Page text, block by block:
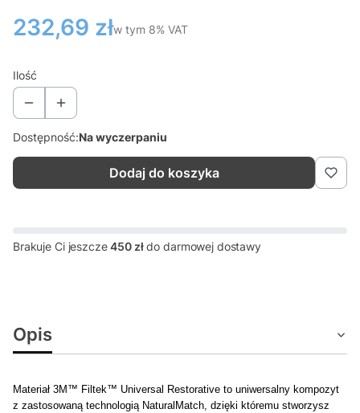
Cena
232,69 złw tym 8% VAT
w tym 8% VAT
Ilość
Dostępność:Na wyczerpaniu
Dodaj do koszyka
Brakuje Ci jeszcze450 złdo darmowej dostawy
Opis
Materiał 3M™ Filtek™ Universal Restorative to uniwersalny kompozyt
z zastosowaną technologią NaturalMatch, dzięki któremu stworzysz